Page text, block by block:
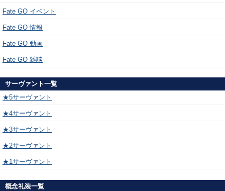
Fate GO イベント
Fate GO 情報
Fate GO 動画
Fate GO 雑談
サーヴァント一覧
★5サーヴァント
★4サーヴァント
★3サーヴァント
★2サーヴァント
★1サーヴァント
概念礼装一覧